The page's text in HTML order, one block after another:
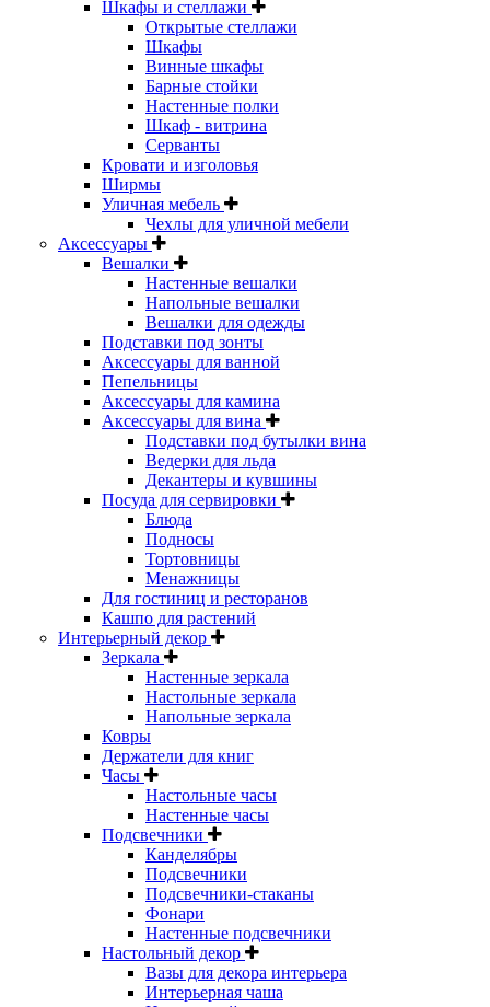
Шкафы и стеллажи
Открытые стеллажи
Шкафы
Винные шкафы
Барные стойки
Настенные полки
Шкаф - витрина
Серванты
Кровати и изголовья
Ширмы
Уличная мебель
Чехлы для уличной мебели
Аксессуары
Вешалки
Настенные вешалки
Напольные вешалки
Вешалки для одежды
Подставки под зонты
Аксессуары для ванной
Пепельницы
Аксессуары для камина
Аксессуары для вина
Подставки под бутылки вина
Ведерки для льда
Декантеры и кувшины
Посуда для сервировки
Блюда
Подносы
Тортовницы
Менажницы
Для гостиниц и ресторанов
Кашпо для растений
Интерьерный декор
Зеркала
Настенные зеркала
Настольные зеркала
Напольные зеркала
Ковры
Держатели для книг
Часы
Настольные часы
Настенные часы
Подсвечники
Канделябры
Подсвечники
Подсвечники-стаканы
Фонари
Настенные подсвечники
Настольный декор
Вазы для декора интерьера
Интерьерная чаша